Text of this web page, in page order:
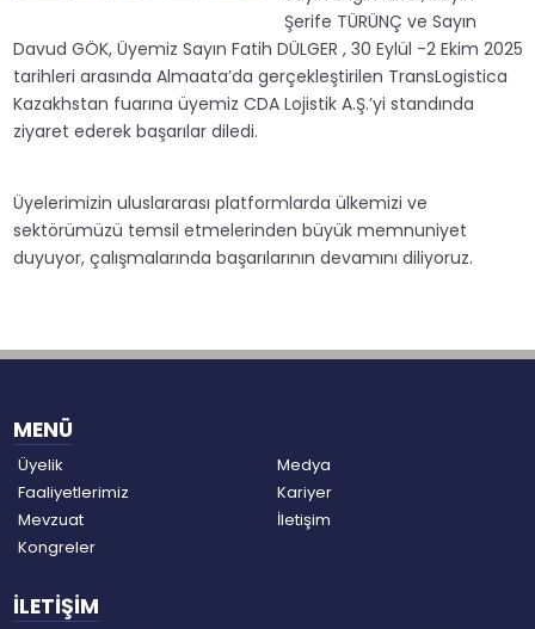
Şerife TÜRÜNÇ ve Sayın
Davud GÖK, Üyemiz Sayın Fatih DÜLGER , 30 Eylül -2 Ekim 2025
tarihleri arasında Almaata’da gerçekleştirilen TransLogistica
Kazakhstan fuarına üyemiz CDA Lojistik A.Ş.’yi standında
ziyaret ederek başarılar diledi.
Üyelerimizin uluslararası platformlarda ülkemizi ve
sektörümüzü temsil etmelerinden büyük memnuniyet
duyuyor, çalışmalarında başarılarının devamını diliyoruz.
MENÜ
Üyelik
Faaliyetlerimiz
Mevzuat
Kongreler
Medya
Kariyer
İletişim
İLETİŞİM